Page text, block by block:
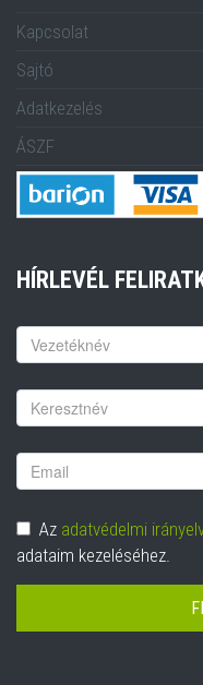
Kapcsolat
Sajtó
Adatkezelés
ÁSZF
HÍRLEVÉL
Keresztnév
Vezetéknév
Email
cím
Adatvédelem
Az adatvédelmi
adataim kezeléséhez.